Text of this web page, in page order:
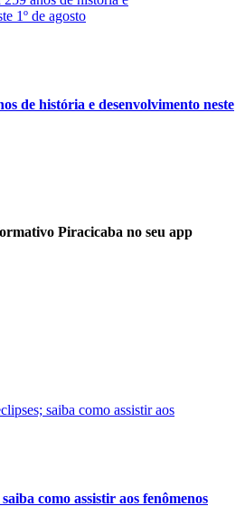
de história e desenvolvimento neste
Piracicaba no seu app
como assistir aos fenômenos